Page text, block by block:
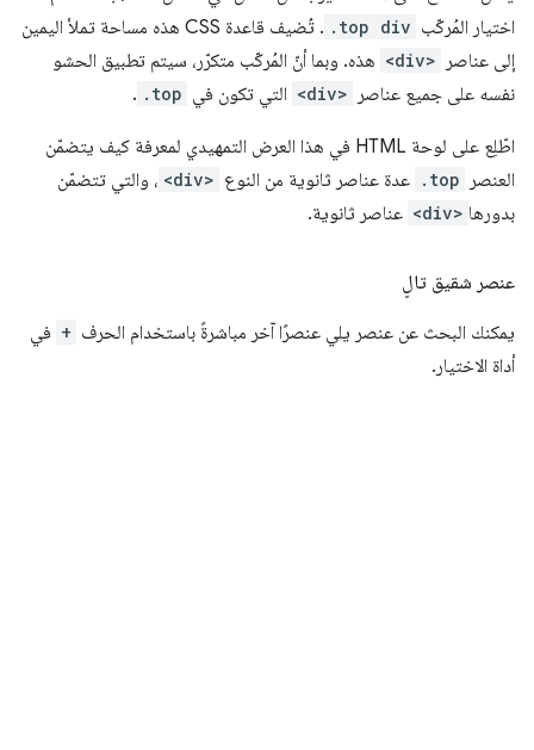
اختيار المُركّب .top div
. تُضيف قاعدة CSS هذه مساحة تملأ اليمين
إلى عناصر
<div> هذه. وبما أنّ المُركّب متكرّر، سيتم تطبيق الحشو
نفسه على جميع عناصر
<div> التي تكون في .top
.
اطّلِع على لوحة HTML في هذا العرض التمهيدي لمعرفة كيف يتضمّن
العنصر
.top عدة عناصر ثانوية من النوع <div> ، والتي تتضمّن
بدورها <div> عناصر ثانوية.
عنصر شقيق تالٍ
يمكنك البحث عن عنصر يلي عنصرًا آخر مباشرةً باستخدام الحرف + في
أداة الاختيار.